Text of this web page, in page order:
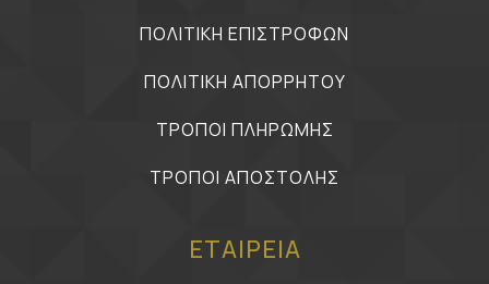
ΠΟΛΙΤΙΚΗ ΕΠΙΣΤΡΟΦΩΝ
ΠΟΛΙΤΙΚΗ ΑΠΟΡΡΗΤΟΥ
ΤΡΟΠΟΙ ΠΛΗΡΩΜΗΣ
ΤΡΟΠΟΙ ΑΠΟΣΤΟΛΗΣ
ΕΤΑΙΡΕΙΑ